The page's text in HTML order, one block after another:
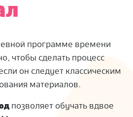
программе времени
чтобы сделать процесс
он следует классическим
материалов.
позволяет обучать вдвое